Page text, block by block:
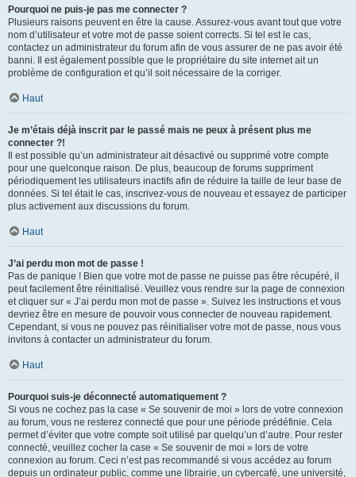
Pourquoi ne puis-je pas me connecter ?
Plusieurs raisons peuvent en être la cause. Assurez-vous avant tout que votre
nom d’utilisateur et votre mot de passe soient corrects. Si tel est le cas,
contactez un administrateur du forum afin de vous assurer de ne pas avoir été
banni. Il est également possible que le propriétaire du site internet ait un
problème de configuration et qu’il soit nécessaire de la corriger.
Haut
Je m’étais déjà inscrit par le passé mais ne peux à présent plus me
connecter ?!
Il est possible qu’un administrateur ait désactivé ou supprimé votre compte
pour une quelconque raison. De plus, beaucoup de forums suppriment
périodiquement les utilisateurs inactifs afin de réduire la taille de leur base de
données. Si tel était le cas, inscrivez-vous de nouveau et essayez de participer
plus activement aux discussions du forum.
Haut
J’ai perdu mon mot de passe !
Pas de panique ! Bien que votre mot de passe ne puisse pas être récupéré, il
peut facilement être réinitialisé. Veuillez vous rendre sur la page de connexion
et cliquer sur « J’ai perdu mon mot de passe ». Suivez les instructions et vous
devriez être en mesure de pouvoir vous connecter de nouveau rapidement.
Cependant, si vous ne pouvez pas réinitialiser votre mot de passe, nous vous
invitons à contacter un administrateur du forum.
Haut
Pourquoi suis-je déconnecté automatiquement ?
Si vous ne cochez pas la case « Se souvenir de moi » lors de votre connexion
au forum, vous ne resterez connecté que pour une période prédéfinie. Cela
permet d’éviter que votre compte soit utilisé par quelqu’un d’autre. Pour rester
connecté, veuillez cocher la case « Se souvenir de moi » lors de votre
connexion au forum. Ceci n’est pas recommandé si vous accédez au forum
depuis un ordinateur public, comme une librairie, un cybercafé, une université,